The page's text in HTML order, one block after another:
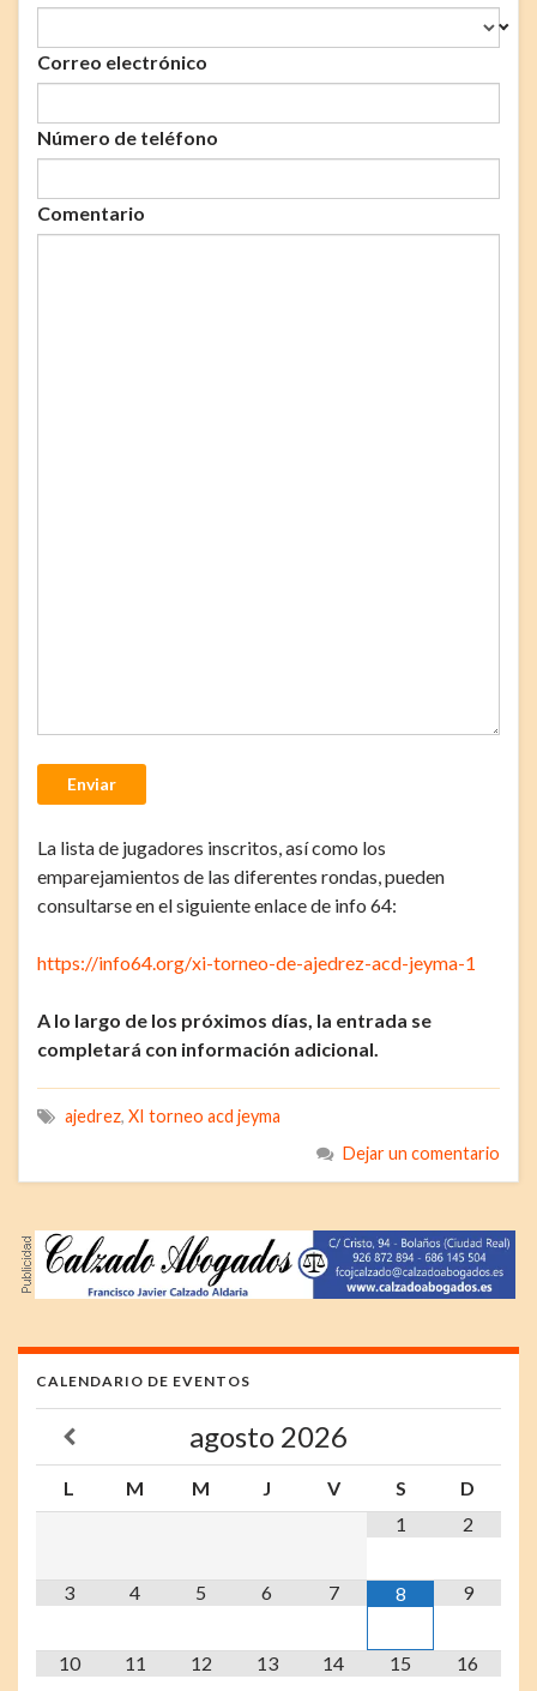
Correo electrónico
Número de teléfono
Comentario
Enviar
La lista de jugadores inscritos, así como los
emparejamientos de las diferentes rondas, pueden
consultarse en el siguiente enlace de info 64:
https://info64.org/xi-torneo-de-ajedrez-acd-jeyma-1
A lo largo de los próximos días, la entrada se
completará con información adicional.
ajedrez, XI torneo acd jeyma
Dejar un comentario
CALENDARIO DE EVENTOS
agosto 2026
L M M J V S
D
1
2
3 4 5 6 7 8 9
10 11 12 13 14 15 16